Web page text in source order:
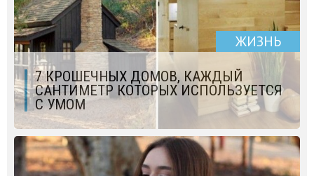
ЖИЗНЬ
7 КРОШЕЧНЫХ ДОМОВ, КАЖДЫЙ
САНТИМЕТР КОТОРЫХ ИСПОЛЬЗУЕТСЯ
С УМОМ